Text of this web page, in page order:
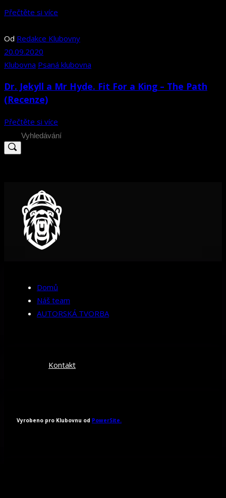
Přečtěte si více
Od Redakce Klubovny
20.09.2020
Klubovna Psaná klubovna
Dr. Jekyll a Mr Hyde. Fit For a King – The Path
(Recenze)
Přečtěte si více
Search
for:
Domů
Náš team
AUTORSKÁ TVORBA
Kontakt
Vyrobeno pro Klubovnu od PowerSite.